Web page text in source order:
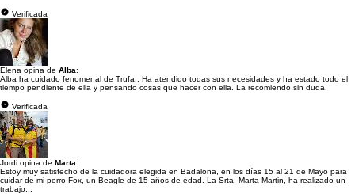
Verificada
Elena opina de Alba:
Alba ha cuidado fenomenal de Trufa.. Ha atendido todas sus necesidades y ha estado todo el
tiempo pendiente de ella y pensando cosas que hacer con ella. La recomiendo sin duda.
Verificada
Jordi opina de Marta:
Estoy muy satisfecho de la cuidadora elegida en Badalona, en los días 15 al 21 de Mayo para
cuidar de mi perro Fox, un Beagle de 15 años de edad. La Srta. Marta Martin, ha realizado un
trabajo...